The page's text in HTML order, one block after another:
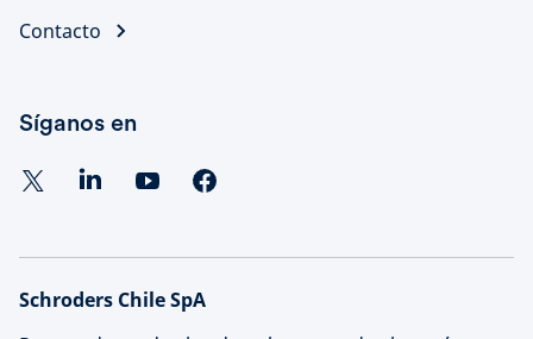
Contacto
Síganos en
Schroders Chile SpA